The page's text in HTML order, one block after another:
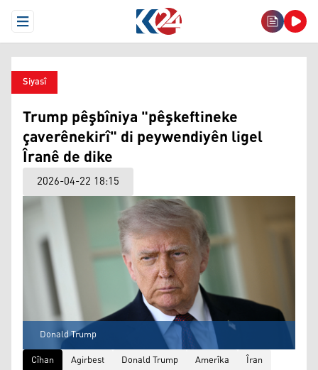
Open Menu
Siyasî
Trump pêşbîniya "pêşkeftineke
çaverênekirî" di peywendiyên ligel
Îranê de dike
2026-04-22 18:15
Donald Trump
Cîhan
Agirbest Donald Trump Amerîka Îran